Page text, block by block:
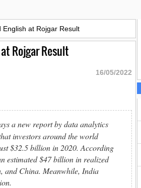
English at Rojgar Result
Rojgar Result
16/05/2022
a new report by data analytics
investors around the world
$32.5 billion in 2020. According
estimated $47 billion in realized
and China. Meanwhile, India